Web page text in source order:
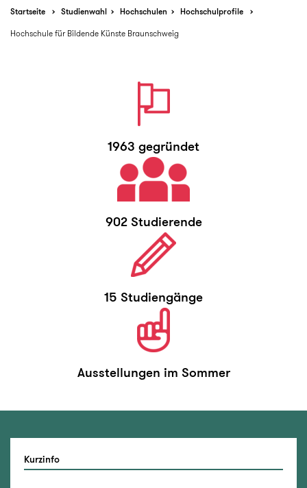
Startseite Studienwahl Hochschulen
Hochschulprofile
Hochschule für Bildende Künste Braunschweig
1963 gegründet
902 Studierende
15 Studiengänge
Ausstellungen im Sommer
Kurzinfo